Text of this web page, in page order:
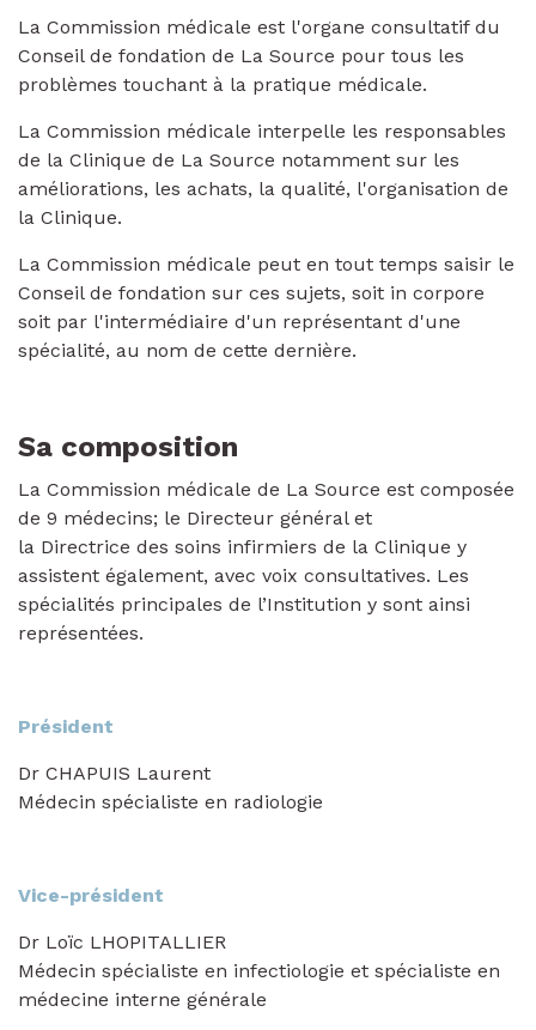
La Commission médicale est l'organe consultatif du
Conseil de fondation de La Source pour tous les
problèmes touchant à la pratique médicale.
La Commission médicale interpelle les responsables
de la Clinique de La Source notamment sur les
améliorations, les achats, la qualité, l'organisation de
la Clinique.
La Commission médicale peut en tout temps saisir le
Conseil de fondation sur ces sujets, soit in corpore
soit par l'intermédiaire d'un représentant d'une
spécialité, au nom de cette dernière.
Sa composition
La Commission médicale de La Source est composée
de 9 médecins; le Directeur général et
la Directrice des soins infirmiers de la Clinique y
assistent également, avec voix consultatives. Les
spécialités principales de l’Institution y sont ainsi
représentées.
Président
Dr CHAPUIS Laurent
Médecin spécialiste en radiologie
Vice-président
Dr Loïc LHOPITALLIER
Médecin spécialiste en infectiologie et spécialiste en
médecine interne générale